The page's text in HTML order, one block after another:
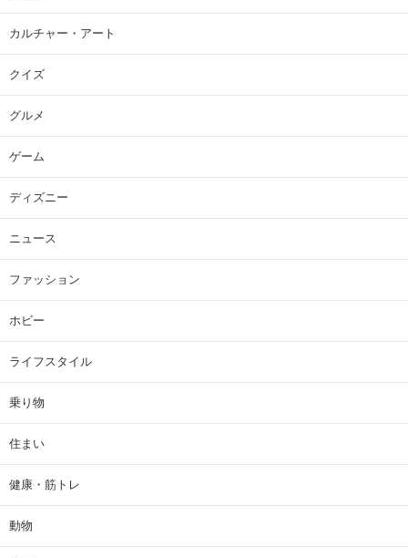
カルチャー・アート
クイズ
グルメ
ゲーム
ディズニー
ニュース
ファッション
ホビー
ライフスタイル
乗り物
住まい
健康・筋トレ
動物